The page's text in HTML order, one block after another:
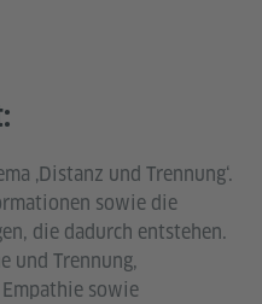
‚Distanz und Trennung‘.
sowie die
die dadurch entstehen.
und Trennung,
sowie